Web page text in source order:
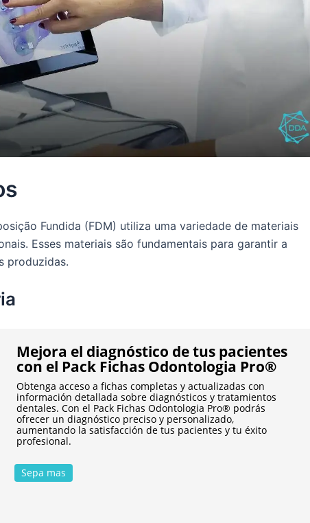
Fundida (FDM) utiliza uma variedade de materiais
Esses materiais são fundamentais para garantir a
produzidas.
Mejora el diagnóstico de tus pacientes
con el Pack Fichas Odontologia Pro®
Obtenga acceso a fichas completas y actualizadas con
información detallada sobre diagnósticos y tratamientos
dentales. Con el Pack Fichas Odontologia Pro® podrás
ofrecer un diagnóstico preciso y personalizado,
aumentando la satisfacción de tus pacientes y tu éxito
profesional.
Sepa mas